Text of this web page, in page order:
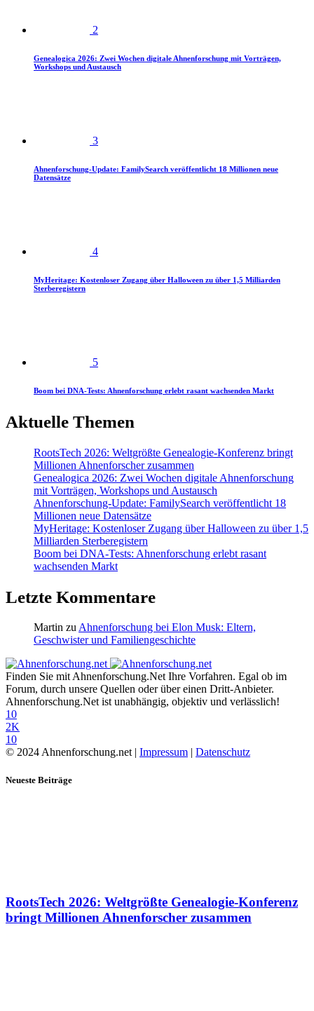
2
Genealogica 2026: Zwei Wochen digitale Ahnenforschung mit Vorträgen,
Workshops und Austausch
3
Ahnenforschung-Update: FamilySearch veröffentlicht 18 Millionen neue
Datensätze
4
MyHeritage: Kostenloser Zugang über Halloween zu über 1,5 Milliarden
Sterberegistern
5
Boom bei DNA-Tests: Ahnenforschung erlebt rasant wachsenden Markt
Aktuelle Themen
RootsTech 2026: Weltgrößte Genealogie-Konferenz bringt
Millionen Ahnenforscher zusammen
Genealogica 2026: Zwei Wochen digitale Ahnenforschung
mit Vorträgen, Workshops und Austausch
Ahnenforschung-Update: FamilySearch veröffentlicht 18
Millionen neue Datensätze
MyHeritage: Kostenloser Zugang über Halloween zu über 1,5
Milliarden Sterberegistern
Boom bei DNA-Tests: Ahnenforschung erlebt rasant
wachsenden Markt
Letzte Kommentare
Martin zuAhnenforschung bei Elon Musk: Eltern,
Geschwister und Familiengeschichte
Finden Sie mit Ahnenforschung.Net Ihre Vorfahren. Egal ob im
Forum, durch unsere Quellen oder über einen Dritt-Anbieter.
Ahnenforschung.Net ist unabhängig, objektiv und verlässlich!
10
2K
10
© 2024 Ahnenforschung.net | Impressum Datenschutz
Neueste Beiträge
RootsTech 2026: Weltgrößte Genealogie-Konferenz
bringt Millionen Ahnenforscher zusammen